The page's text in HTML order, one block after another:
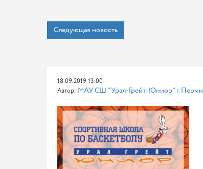
Следующая новость
18.09.2019 13:00
Автор: МАУ СШ "Урал-Грейт-Юниор" г. Перми